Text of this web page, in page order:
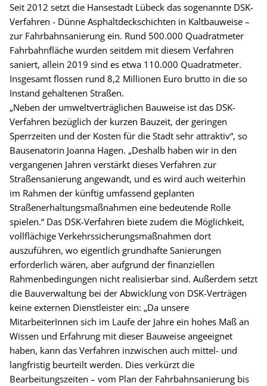
Seit 2012 setzt die Hansestadt Lübeck das sogenannte DSK-
Verfahren - Dünne Asphaltdeckschichten in Kaltbauweise –
zur Fahrbahnsanierung ein. Rund 500.000 Quadratmeter
Fahrbahnfläche wurden seitdem mit diesem Verfahren
saniert, allein 2019 sind es etwa 110.000 Quadratmeter.
Insgesamt flossen rund 8,2 Millionen Euro brutto in die so
Instand gehaltenen Straßen.
„Neben der umweltverträglichen Bauweise ist das DSK-
Verfahren bezüglich der kurzen Bauzeit, der geringen
Sperrzeiten und der Kosten für die Stadt sehr attraktiv“, so
Bausenatorin Joanna Hagen. „Deshalb haben wir in den
vergangenen Jahren verstärkt dieses Verfahren zur
Straßensanierung angewandt, und es wird auch weiterhin
im Rahmen der künftig umfassend geplanten
Straßenerhaltungsmaßnahmen eine bedeutende Rolle
spielen.“ Das DSK-Verfahren biete zudem die Möglichkeit,
vollflächige Verkehrssicherungsmaßnahmen dort
auszuführen, wo eigentlich grundhafte Sanierungen
erforderlich wären, aber aufgrund der finanziellen
Rahmenbedingungen nicht realisierbar sind. Außerdem setzt
die Bauverwaltung bei der Abwicklung von DSK-Verträgen
keine externen Dienstleister ein: „Da unsere
MitarbeiterInnen sich im Laufe der Jahre ein hohes Maß an
Wissen und Erfahrung mit dieser Bauweise angeeignet
haben, kann das Verfahren inzwischen auch mittel- und
langfristig beurteilt werden. Dies verkürzt die
Bearbeitungszeiten – vom Plan der Fahrbahnsanierung bis